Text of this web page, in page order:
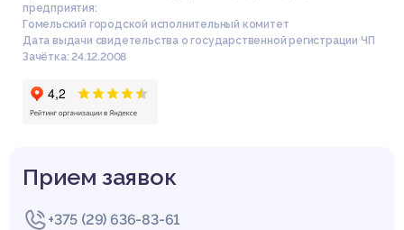
предприятия:
Гомельский городской исполнительный комитет
Дата выдачи свидетельства о государственной регистрации ЧП
Зачётка: 24.12.2008
Прием заявок
+375 (29) 636-83-61